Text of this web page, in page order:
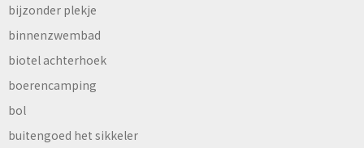
bijzonder plekje
binnenzwembad
biotel achterhoek
boerencamping
bol
buitengoed het sikkeler